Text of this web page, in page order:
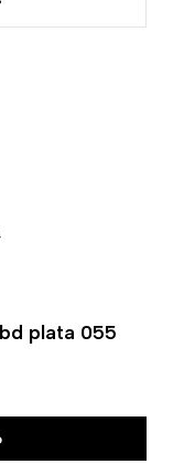
plata 055